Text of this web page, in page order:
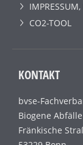
CO2-TOOL
KONTAKT
bvse-
Biogene Abfälle
Fränkische